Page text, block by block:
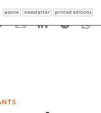
assine newsletter printed editions